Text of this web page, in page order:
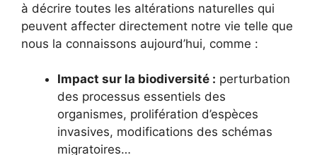
à décrire toutes les altérations naturelles qui
peuvent affecter directement notre vie telle que
nous la connaissons aujourd’hui, comme :
Impact sur la biodiversité : perturbation
des processus essentiels des
organismes, prolifération d’espèces
invasives, modifications des schémas
migratoires…